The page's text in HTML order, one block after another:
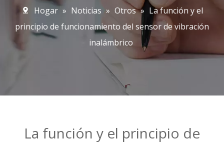
Hogar » Noticias » Otros » La función y el
principio de funcionamiento del sensor de vibración
inalámbrico
La función y el principio de